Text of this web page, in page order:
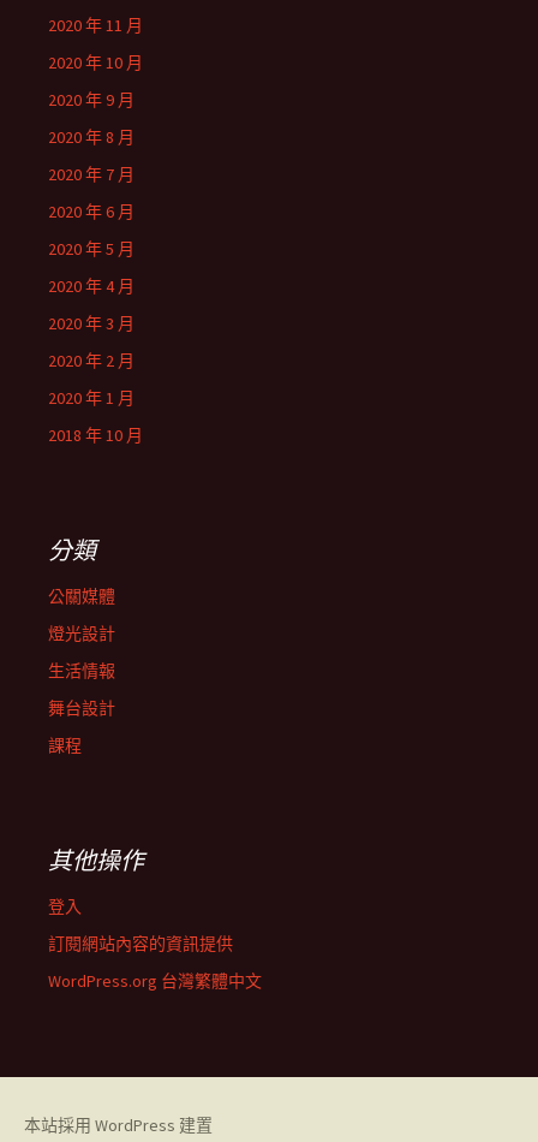
2020 年 11 月
2020 年 10 月
2020 年 9 月
2020 年 8 月
2020 年 7 月
2020 年 6 月
2020 年 5 月
2020 年 4 月
2020 年 3 月
2020 年 2 月
2020 年 1 月
2018 年 10 月
分類
公關媒體
燈光設計
生活情報
舞台設計
課程
其他操作
登入
訂閱網站內容的資訊提供
WordPress.org 台灣繁體中文
本站採用 WordPress 建置